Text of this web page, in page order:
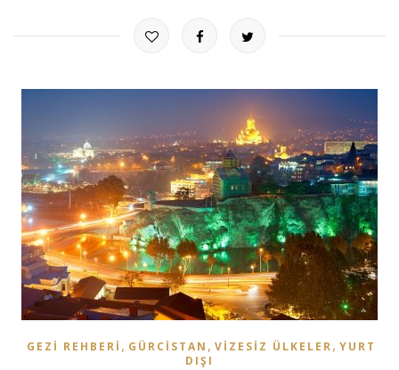
GEZI REHBERI , GÜRCISTAN , VIZESIZ ÜLKELER, YURT
DIŞI